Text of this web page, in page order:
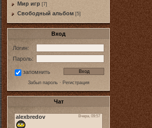
Мир игр [7]
Свободный альбом [5]
Вход
Логин:
Пароль:
запомнить
Забыл пароль· Регистрация
Чат